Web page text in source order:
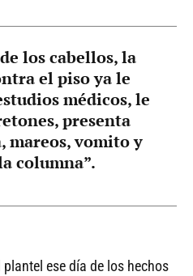
los cabellos, la
el piso ya le
médicos, le
presenta
mareos, vomito y
columna”.
ese día de los hechos